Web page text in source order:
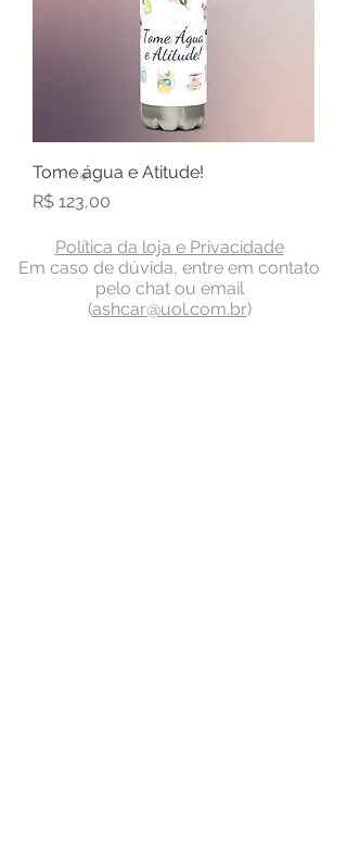
Tome água e Atitude!
Preço
R$ 123,00
Política da loja e Privacidade
Em caso de dúvida, entre em contato
pelo chat ou email
(ashcar@uol.com.br)